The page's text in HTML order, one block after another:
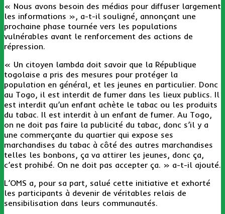
« Nous avons besoin des médias pour diffuser largement
les informations », a-t-il souligné, annonçant une
prochaine phase tournée vers les populations
vulnérables avant le renforcement des actions de
répression.
« Un citoyen lambda doit savoir que la République
togolaise a pris des mesures pour protéger la
population en général, et les jeunes en particulier. Donc
au Togo, il est interdit de fumer dans les lieux publics. Il
est interdit qu’un enfant achète le tabac ou les produits
du tabac. Il est interdit à un enfant de fumer. Au Togo,
on ne doit pas faire la publicité du tabac, donc s’il y a
une commerçante du quartier qui expose ses
marchandises du tabac à côté des autres marchandises
telles les bonbons, ça va attirer les jeunes, donc ça,
c’est prohibé. On ne doit pas accepter ça. » a-t-il ajouté.
L’OMS a, pour sa part, salué cette initiative et exhorté
les participants à devenir de véritables relais de
sensibilisation dans leurs communautés.